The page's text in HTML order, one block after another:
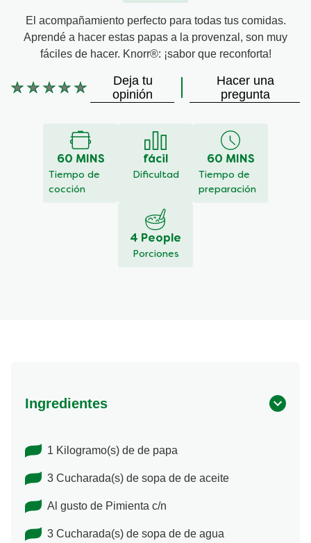
El acompañamiento perfecto para todas tus comidas.
Aprendé a hacer estas papas a la provenzal, son muy
fáciles de hacer. Knorr®: ¡sabor que reconforta!
No
calificaciones
Deja tu
opinión
Hacer una
pregunta
60 MINS
Tiempo de
cocción
fácil
Dificultad
60 MINS
Tiempo de
preparación
4 People
Porciones
Ingredientes
1 Kilogramo(s) de de papa
3 Cucharada(s) de sopa de de aceite
Al gusto de Pimienta c/n
3 Cucharada(s) de sopa de de agua